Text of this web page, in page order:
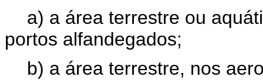
a) a área terrestre ou
portos alfandegados;
b) a área terrestre, nos